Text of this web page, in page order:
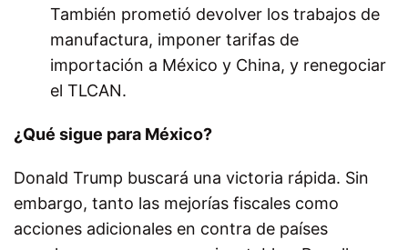
También prometió devolver los trabajos de
manufactura, imponer tarifas de
importación a México y China, y renegociar
el TLCAN.
¿Qué sigue para México?
Donald Trump buscará una victoria rápida. Sin
embargo, tanto las mejorías fiscales como
acciones adicionales en contra de países